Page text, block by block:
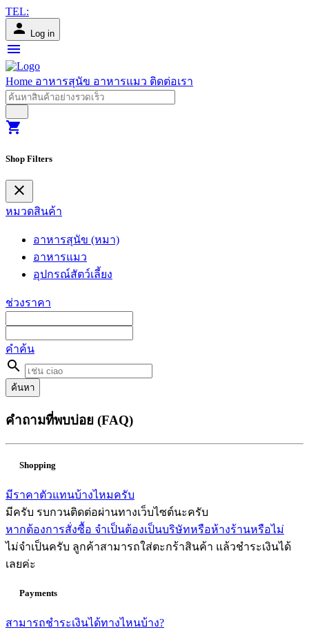
TEL:
person Log in
menu
Home อาหารสุนัข อาหารแมว ติดต่อเรา
shopping_cart
Shop Filters
close
หมวดสินค้า
อาหารสุนัข (หมา)
อาหารแมว
อุปกรณ์สัตว์เลี้ยง
ช่วงราคา
คำค้น
search
ค้นหา
คำถามที่พบบ่อย (FAQ)
Shopping
มีราคาตัวแทนบ้างไหมครับ
มีครับ รบกวนติดต่อผ่านทางเว็บไซต์นะครับ
หากต้องการสั่งซื้อ จำเป็นต้องเป็นบริษัทหรือห้างร้านหรือไม่
ไม่จำเป็นครับ ลูกค้าสามารถใส่ตะกร้าสินค้า แล้วชำระเงินได้
เลยค่ะ
Payments
สามารถชำระเงินได้ทางไหนบ้าง?